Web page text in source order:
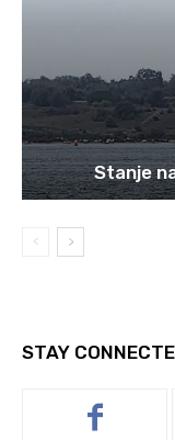
Stanje
STAY